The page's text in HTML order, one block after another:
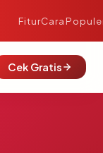
FiturCara
Cek Gratis